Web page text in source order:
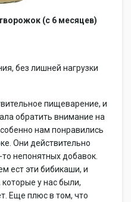
(с 6 месяцев)
без лишней нагрузки
пищеварение, и
обратить внимание на
нам понравились
Они действительно
непонятных добавок.
ест эти бибикаши, и
у нас были,
Еще плюс в том, что